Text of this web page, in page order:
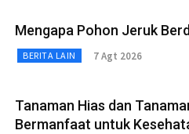
Mengapa Pohon Jeruk
BERITA LAIN 7 Agt 2026
Tanaman Hias dan
Bermanfaat untuk